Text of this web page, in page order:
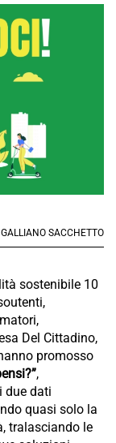
SACCHETTO
sostenibile 10
Del Cittadino,
promosso
,
due dati
quasi solo la
tralasciando le